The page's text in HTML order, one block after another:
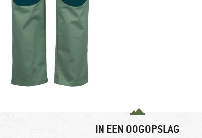
IN EEN OOGOPSLAG